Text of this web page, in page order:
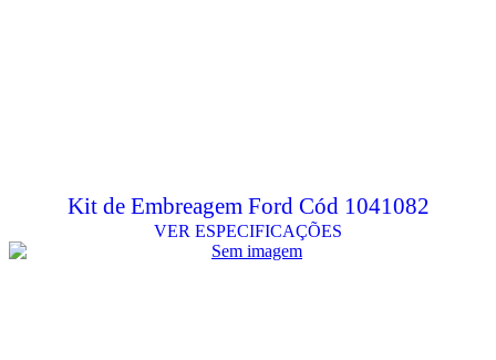
Kit de Embreagem Ford Cód 1041082
VER ESPECIFICAÇÕES